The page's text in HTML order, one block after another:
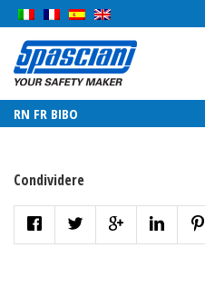
RN FR BIBO
Condividere